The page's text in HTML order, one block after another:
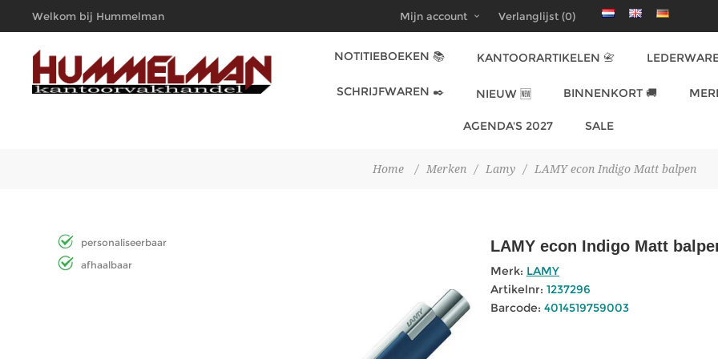
Welkom bij Hummelman
Kantoorvakhandel
Mijn account Verlanglijst (0)
NOTITIEBOEKEN 📚 KANTOORARTIKELEN 📇
SCHRIJFWAREN ✒️ NIEUW 🆕 BINNENKORT 🚚
AGENDA'S 2027 SALE
Home / Merken / Lamy / LAMY econ Indigo Matt balpen
personaliseerbaar
afhaalbaar
LAMY econ Indigo Matt
Merk: LAMY
Artikelnr: 1237296
Barcode: 4014519759003